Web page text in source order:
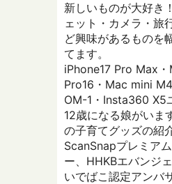
新しいものが大好き
ェット・カメラ・旅
ど興味があるものを
てます。
iPhone17 Pro Max
Pro16・Mac mini
OM-1・Insta360 X5
12歳になる娘がいま
の子育てグッズの紹
ScanSnapプレミア
ー、HHKBエバンジ
いでばこ認定アンバ